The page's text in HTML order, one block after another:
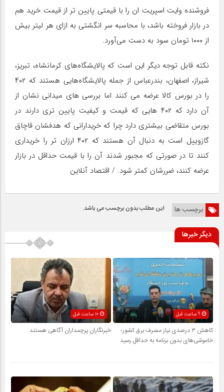
فروشنده وایت اسپریت ان را با قیمتی پایین تر از قیمت خرید هم
در بازار فروخته باشد، با محاسبه سر انگشتی به ازای هر لیتر بیش
از ۱۰۰۰ تومان سود به دست می‌آورد.
نکته قابل توجه دیگر این است که پالایشگاه‌های کرمانشاه، تبریز،
شیراز، اصفهان، بندرعباس از جمله پالایشگاه‌هایی هستند که ۴۰۲
را در بورس کالا عرضه می کنند اما بررسی های میدانی نشان از
آن دارد که ۴۰۲ هایی که قیمت و کیفیت پایین تری دارند در
بورس متقاضی بیشتری دارد چرا که خریدارانی که هدفشان قاچاق
گازوییل است به دنبال آن هستند که ۴۰۲ ارزان تر را خریداری
کنند تا در صورتی که مجبور شدند آن را با قیمت حداقل در بازار
عرضه کنند، ضررشان کمتر شود. / اقتصاد آنلاین
برچسب ها این مطلب بدون برچسب می باشد.
دیگر خبرها
کاهش ۳ درصدی نیاز مصرف برق کشور؛
خاموشی‌های بدون برنامه به حداقل رسید
خبرنگاران پرچمداران آگاهی هستند